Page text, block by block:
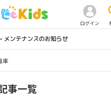
ログイン
ンテナンスのお知らせ
車
事一覧